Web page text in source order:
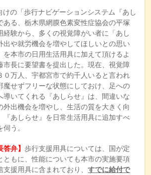
けの「歩行ナビゲーションシステム『あし
ある、栃木県網膜色素変性症協会の平塚
経験から、多くの視覚障がい者に「あし
出や就労機会を増やしてほしいとの思い
を本市の日用生活用具に加えて頂けるよ
市長に要望書を提出した。現在、視覚障
０万人、宇都宮市で約千人いると言われ
魔せずフリーな状態にしておけ、足への
導いてくれる『あしらせ』は、間違いな
外出機会を増やし、生活の質を大きく向
『あしらせ』を日常生活用具に追加すべ
う。
答弁】歩行支援用具については、国が定
ともに、性能についても本市の実施要項
支援用具に含まれており、すでに給付で